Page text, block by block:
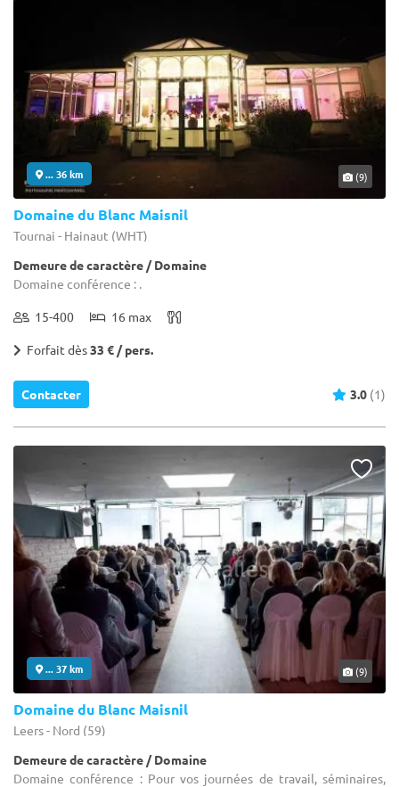
... 36 km (9)
Domaine du Blanc Maisnil
Tournai - Hainaut (WHT)
Demeure de caractère / Domaine
Domaine conférence : .
15-400 16 max
Forfait dès33 € / pers.
Contacter 3.0 (1)
... 37 km (9)
Domaine du Blanc Maisnil
Leers - Nord (59)
Demeure de caractère / Domaine
Domaine conférence : Pour vos journées de travail, séminaires,